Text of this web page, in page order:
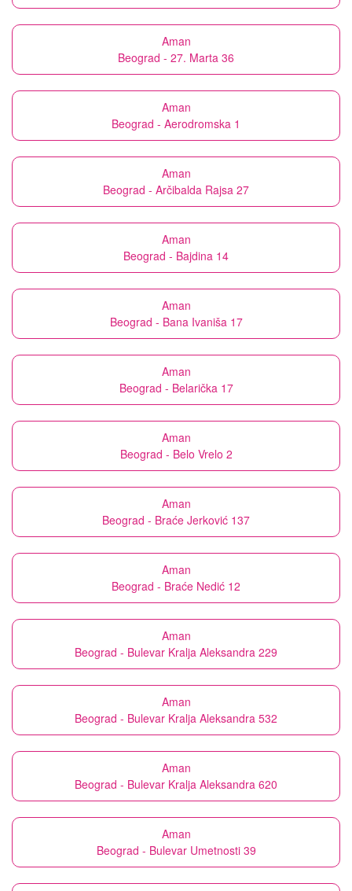
Aman
Beograd - 27. Marta 36
Aman
Beograd - Aerodromska 1
Aman
Beograd - Arčibalda Rajsa 27
Aman
Beograd - Bajdina 14
Aman
Beograd - Bana Ivaniša 17
Aman
Beograd - Belarička 17
Aman
Beograd - Belo Vrelo 2
Aman
Beograd - Braće Jerković 137
Aman
Beograd - Braće Nedić 12
Aman
Beograd - Bulevar Kralja Aleksandra 229
Aman
Beograd - Bulevar Kralja Aleksandra 532
Aman
Beograd - Bulevar Kralja Aleksandra 620
Aman
Beograd - Bulevar Umetnosti 39